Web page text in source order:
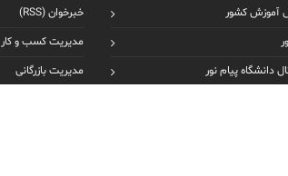
آموزش کشور
دانشگاه پیام نور
خبرخوان (RSS)
مدیریت کسب و کار
مدیریت بازرگانی